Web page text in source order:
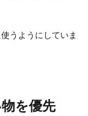
うようにしていま
を優先